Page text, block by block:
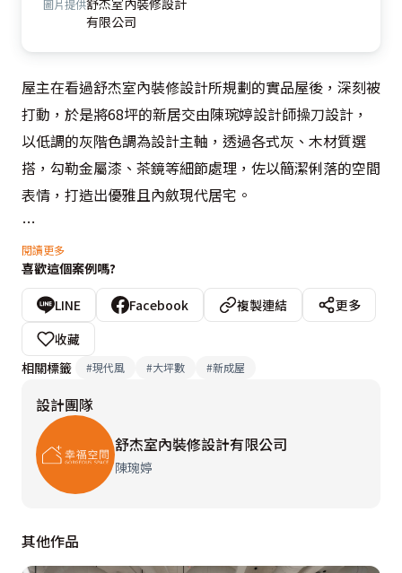
圖片提供
有限公司
屋主在看過舒杰室內裝修設計所規劃的實品屋後，深刻被
打動，於是將68坪的新居交由陳琬婷設計師操刀設計，
以低調的灰階色調為設計主軸，透過各式灰、木材質選
搭，勾勒金屬漆、茶鏡等細節處理，佐以簡潔俐落的空間
表情，打造出優雅且內斂現代居宅。
公領域採開放式設計手法，保留空間敞朗的寬闊氣勢，透
過地坪及天花材質切分出書房、客餐廳區域，讓一家人擁
有舒適的生活場域，也滿足屋主招待親友的需求。從玄關
廊道走進公區，客、餐廳選用同色系的灰牆，延展視覺尺
度，放大空間視覺感。而迎納採光格局上也有所調整，電
側規劃同材質推拉門保留採光窗，整體視覺面有了拉伸且
對稱的安排，推拉門可因應需求做彈性開闔使用。收納方
面，自玄關進入後，鄰近餐廳一側配置了雙面櫃，有可收
納行李箱的儲物櫃，以及擺放電器的電器櫃。書房背牆以
櫃，形塑美型展示牆。
閱讀更多
喜歡這個案例嗎?
LINE Facebook 複製連結
更多
收藏
相關標籤
#現代風 #大坪數 #新成屋
設計團隊
舒杰室內裝修設計有限公司
陳琬婷
其他作品